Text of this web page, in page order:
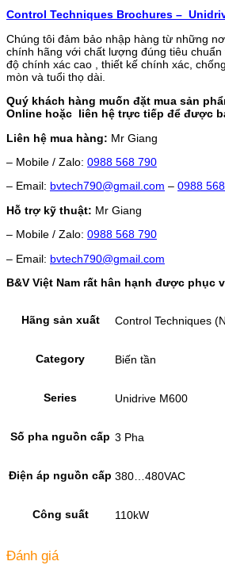
Control Techniques Brochures –
Chúng tôi đảm bảo nhập hàng từ những
chính hãng với chất lượng đúng tiêu chuẩn
độ chính xác cao , thiết kế chính xác,
mòn và tuổi thọ dài.
Quý khách hàng muốn đặt mua sản
Online hoặc liên hệ trực tiếp để được
Liên hệ mua hàng: Mr Giang
– Mobile / Zalo: 0988 568 790
– Email: bvtech790@gmail.com – 0988
Hỗ trợ kỹ thuật: Mr Giang
– Mobile / Zalo: 0988 568 790
– Email: bvtech790@gmail.com
B&V Việt Nam rất hân hạnh được phục
Hãng sản xuất Control Techniques
Category Biến tần
Series Unidrive M600
Số pha nguồn cấp 3 Pha
Điện áp nguồn cấp 380…480VAC
Công suất 110kW
Đánh giá